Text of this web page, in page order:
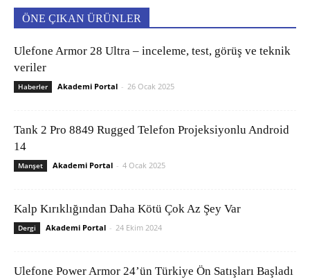
ÖNE ÇIKAN ÜRÜNLER
Ulefone Armor 28 Ultra – inceleme, test, görüş ve teknik
veriler
Haberler Akademi Portal - 26 Ocak 2025
Tank 2 Pro 8849 Rugged Telefon Projeksiyonlu Android
14
Manşet Akademi Portal - 4 Ocak 2025
Kalp Kırıklığından Daha Kötü Çok Az Şey Var
Dergi Akademi Portal - 24 Ekim 2024
Ulefone Power Armor 24’ün Türkiye Ön Satışları Başladı